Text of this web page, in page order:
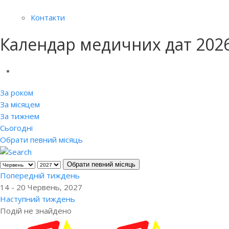
Контакти
Календар медичних дат
За роком
За місяцем
За тижнем
Сьогодні
Обрати певний місяць
Обрати певний місяць
Попередній тиждень
14 - 20 Червень, 2027
Наступний тиждень
Подій не знайдено